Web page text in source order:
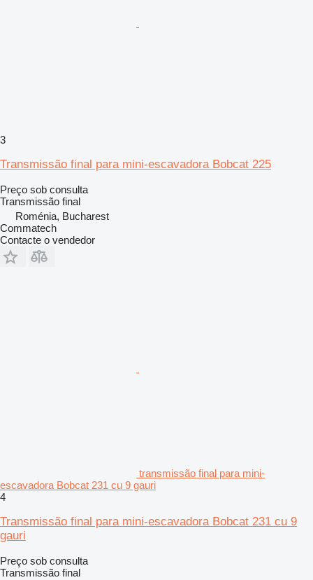
3
Transmissão final para mini-escavadora Bobcat 225
Preço sob consulta
Transmissão final
Roménia, Bucharest
Commatech
Contacte o vendedor
transmissão final para mini-
escavadora Bobcat 231 cu 9 gauri
4
Transmissão final para mini-escavadora Bobcat 231 cu 9
gauri
Preço sob consulta
Transmissão final